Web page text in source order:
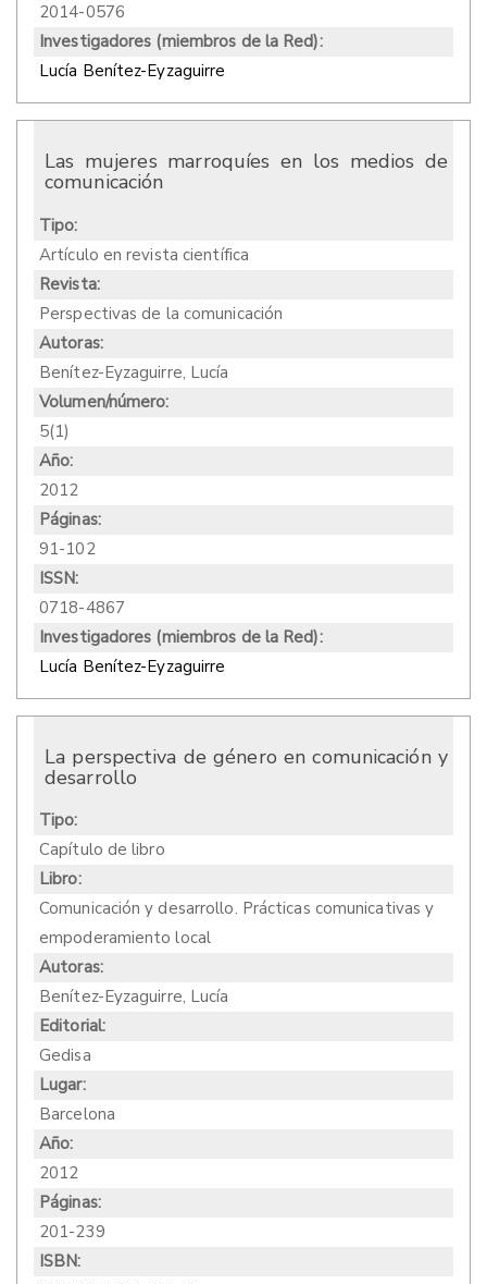
2014-0576
Investigadores (miembros de la Red):
Lucía Benítez-Eyzaguirre
Las mujeres marroquíes en los medios de
comunicación
Tipo:
Artículo en revista científica
Revista:
Perspectivas de la comunicación
Autoras:
Benítez-Eyzaguirre, Lucía
Volumen/número:
5(1)
Año:
2012
Páginas:
91-102
ISSN:
0718-4867
Investigadores (miembros de la Red):
Lucía Benítez-Eyzaguirre
La perspectiva de género en comunicación y
desarrollo
Tipo:
Capítulo de libro
Libro:
Comunicación y desarrollo. Prácticas comunicativas y
empoderamiento local
Autoras:
Benítez-Eyzaguirre, Lucía
Editorial:
Gedisa
Lugar:
Barcelona
Año:
2012
Páginas:
201-239
ISBN: